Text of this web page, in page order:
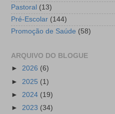
Pastoral (13)
Pré-Escolar (144)
Promoção de Saúde (58)
ARQUIVO DO BLOGUE
► 2026 (6)
► 2025 (1)
► 2024 (19)
► 2023 (34)